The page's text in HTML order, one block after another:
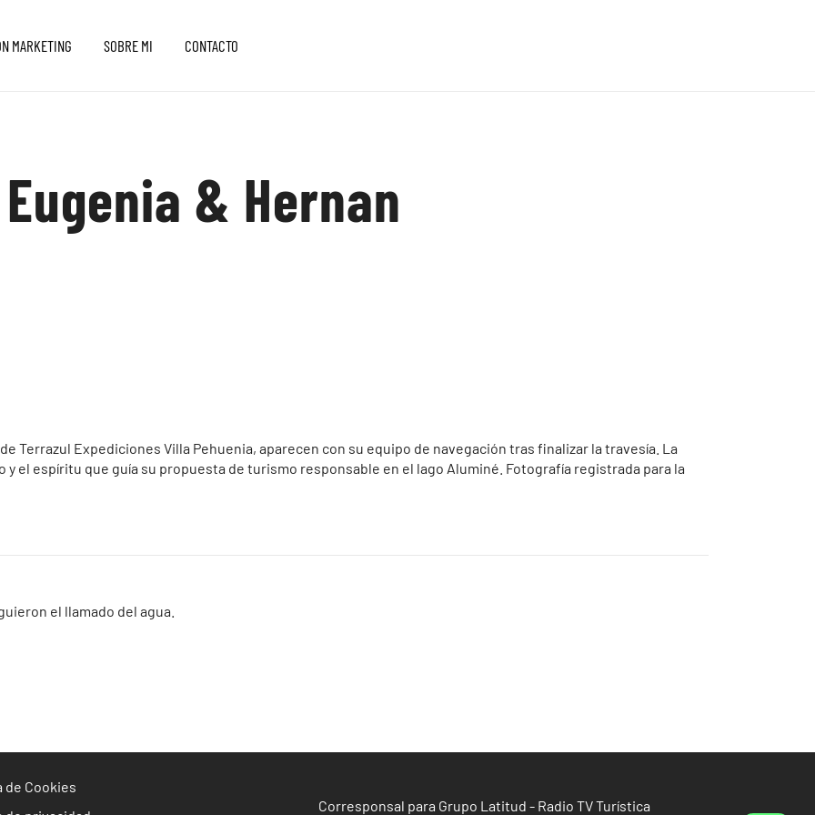
MARKETING SOBRE MI CONTACTO
Eugenia & Hernan
Terrazul Expediciones Villa Pehuenia, aparecen con su equipo de navegación tras finalizar la travesía. La
el espíritu que guía su propuesta de turismo responsable en el lago Aluminé. Fotografía registrada para la
el llamado del agua.
de Cookies
Corresponsal para Grupo Latitud - Radio TV Turística